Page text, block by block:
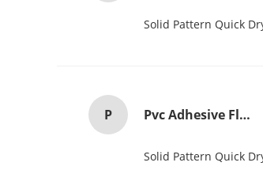
Solid Pattern Quick
P Pvc Adhesive Floor Tiles Commercial Light Embossed Wooden Plastic Flooring Tiles
Solid Pattern Quick